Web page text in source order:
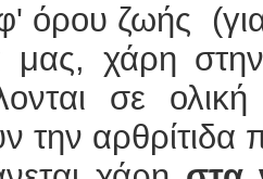
όρου ζωής
χάρη στην
σε
την αρθρίτιδα